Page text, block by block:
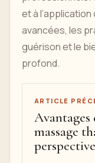
et à
avancées, les
guérison et le
profond.
ARTICLE
massage